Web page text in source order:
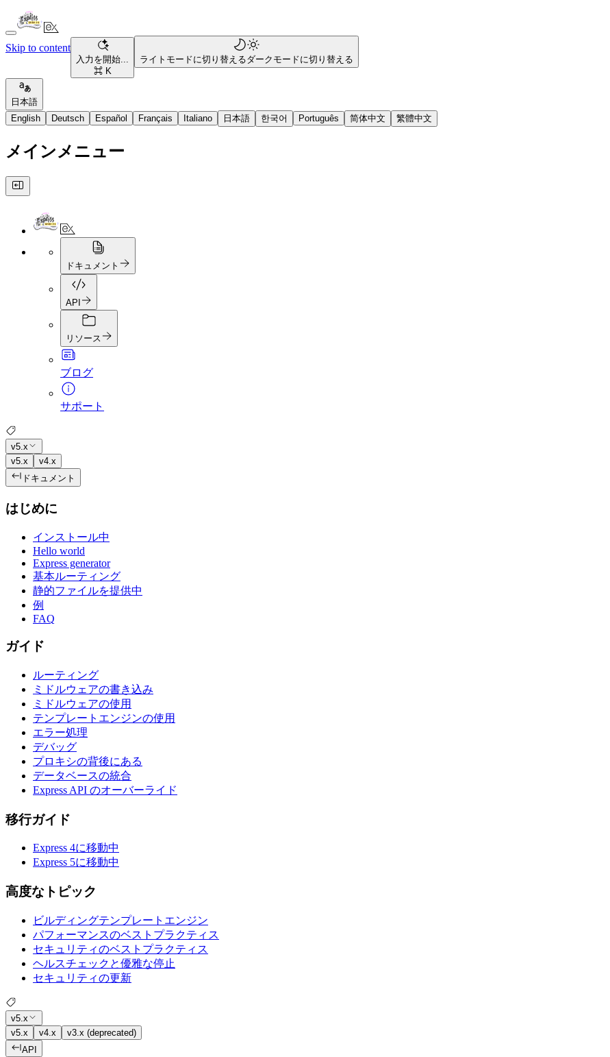
Skip to content
入力を開始...
⌘ K
ライトモードに切り替えるダークモードに切り替える
日本語
English
Deutsch Español Français Italiano 日本語 한국어 Português 简体中文 繁體中文
メインメニュー
ドキュメント
API
リソース
ブログ
サポート
v5.x
v5.x
v4.x
ドキュメント
はじめに
インストール中
Hello world
Express generator
基本ルーティング
静的ファイルを提供中
例
FAQ
ガイド
ルーティング
ミドルウェアの書き込み
ミドルウェアの使用
テンプレートエンジンの使用
エラー処理
デバッグ
プロキシの背後にある
データベースの統合
Express API のオーバーライド
移行ガイド
Express 4に移動中
Express 5に移動中
高度なトピック
ビルディングテンプレートエンジン
パフォーマンスのベストプラクティス
セキュリティのベストプラクティス
ヘルスチェックと優雅な停止
セキュリティの更新
v5.x
v5.x
v4.x
v3.x (deprecated)
API